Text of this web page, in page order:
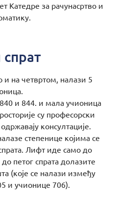
Катедре за рачунасртво и
и на четвртом, налази 5
и 844. и мала учионица
су професорски
консултације.
степенице којима се
Лифт иде само до
петог спрата долазите
(које се налази између
и учионице 706).